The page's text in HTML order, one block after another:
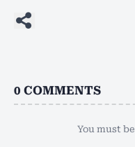
0 COMMENTS
You must be